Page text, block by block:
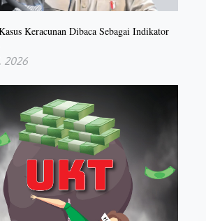
Keracunan Dibaca Sebagai Indikator
2026